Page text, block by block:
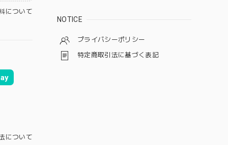
について
について
NOTICE
プライバシーポリシー
特定商取引法に基づく表記